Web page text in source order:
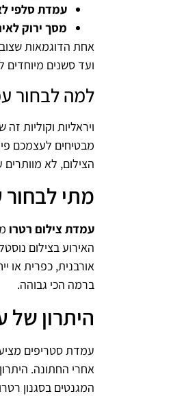
עמדת סלפי
מסך ירוק
אחת הדוגמאות
ועד סשנים
למה לבחור
ויראליות וקוליות
מבטיחים לעצמכם
הצילום, לא
מתי
עמדת צילום רטרו
האירוע בצילום
אורבנית, כפרית או
ברמה הכי גבוהה.
היתרון
עמדת סטריפים
אחרי החתונה.
המגנטים בסגנון